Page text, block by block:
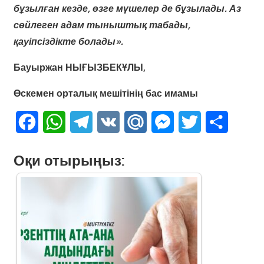
бұзылған кезде, өзге мүшелер де бұзылады. Аз
сөйлеген адам тыныштық табады,
қауіпсіздікте болады».
Бауыржан НЫҒЫЗБЕКҰЛЫ,
Өскемен орталық мешітінің бас имамы
FacebookWhatsAppTelegram
VK Mail.Ru Messenger
Twitter
Оқи отырыңыз: